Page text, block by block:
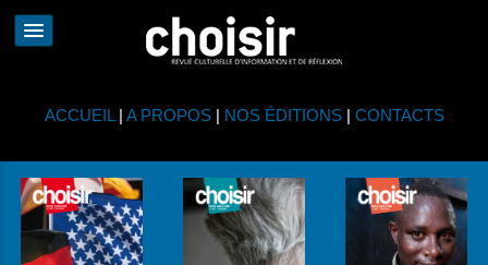
ACCUEIL | A PROPOS| NOS ÉDITIONS| CONTACTS